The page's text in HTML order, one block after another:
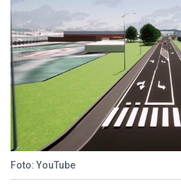
Foto: YouTube